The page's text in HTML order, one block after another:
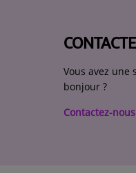
Vous avez une
bonjour ?
Contactez-nous